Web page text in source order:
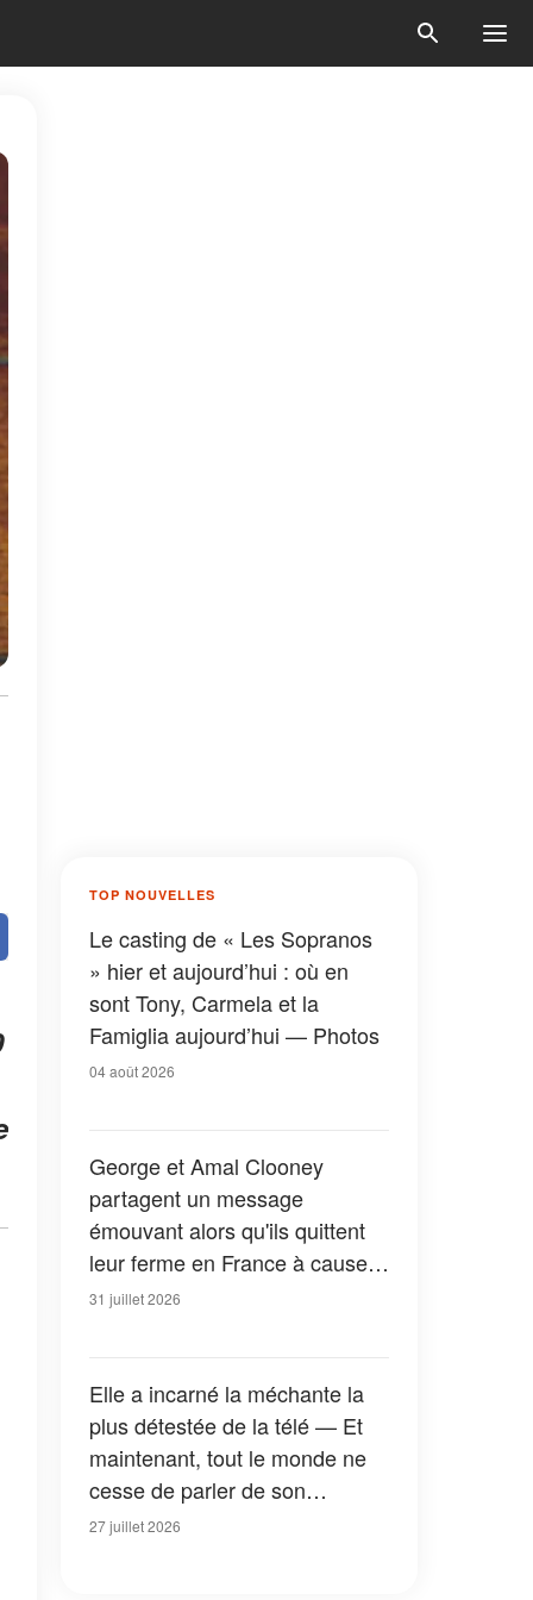
TOP NOUVELLES
Le casting de « Les Sopranos
» hier et aujourd’hui : où en
sont Tony, Carmela et la
Famiglia aujourd’hui — Photos
04 août 2026
George et Amal Clooney
partagent un message
émouvant alors qu'ils quittent
leur ferme en France à cause
des feux de forêt — Tous les
31 juillet 2026
Elle a incarné la méchante la
plus détestée de la télé — Et
maintenant, tout le monde ne
cesse de parler de son
apparition dans la nouvelle
27 juillet 2026